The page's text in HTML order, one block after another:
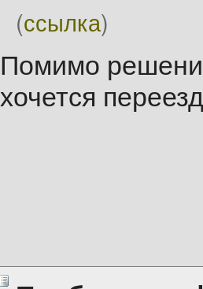
(ссылка)
Помимо
хочется